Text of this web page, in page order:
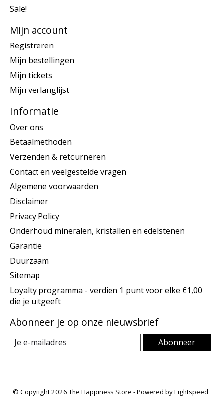
Sale!
Mijn account
Registreren
Mijn bestellingen
Mijn tickets
Mijn verlanglijst
Informatie
Over ons
Betaalmethoden
Verzenden & retourneren
Contact en veelgestelde vragen
Algemene voorwaarden
Disclaimer
Privacy Policy
Onderhoud mineralen, kristallen en edelstenen
Garantie
Duurzaam
Sitemap
Loyalty programma - verdien 1 punt voor elke €1,00
die je uitgeeft
Abonneer je op onze nieuwsbrief
Abonneer
© Copyright 2026 The Happiness Store - Powered byLightspeed